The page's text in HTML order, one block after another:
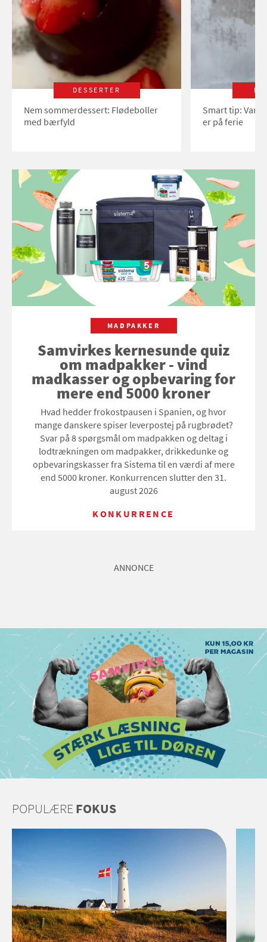
DESSERTER
Nem sommerdessert: Flødeboller
med bærfyld
Smart tip:
er på ferie
MADPAKKER
Samvirkes kernesunde quiz
om madpakker - vind
madkasser og opbevaring for
mere end 5000 kroner
Hvad hedder frokostpausen i Spanien, og hvor
mange danskere spiser leverpostej på rugbrødet?
Svar på 8 spørgsmål om madpakken og deltag i
lodtrækningen om madpakker, drikkedunke og
opbevaringskasser fra Sistema til en værdi af mere
end 5000 kroner. Konkurrencen slutter den 31.
august 2026
KONKURRENCE
ANNONCE
POPULÆREFOKUS